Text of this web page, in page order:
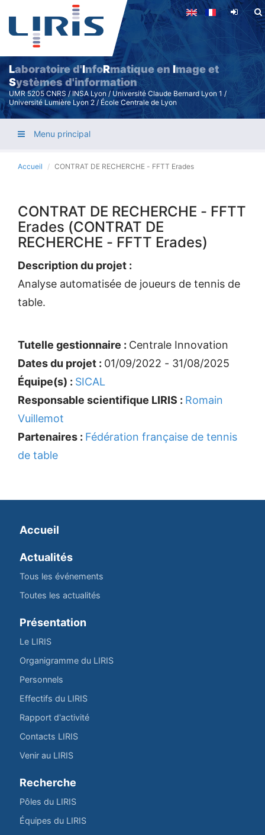
Aller
contenu
principal
Laboratoire d'InfoRmatique en Image et
Systèmes d'information
UMR 5205 CNRS / INSA Lyon / Université Claude Bernard Lyon 1 /
Université Lumière Lyon 2 / École Centrale de Lyon
Menu principal
Accueil CONTRAT DE RECHERCHE - FFTT Erades
CONTRAT DE RECHERCHE - FFTT
Erades (CONTRAT DE
RECHERCHE - FFTT Erades)
Description du projet :
Analyse automatisée de joueurs de tennis de
table.
Tutelle gestionnaire : Centrale Innovation
Dates du projet : 01/09/2022 - 31/08/2025
Équipe(s) : SICAL
Responsable scientifique LIRIS : Romain
Vuillemot
Partenaires : Fédération française de tennis
de table
Accueil
Actualités
Tous les événements
Toutes les actualités
Présentation
Le LIRIS
Organigramme du LIRIS
Personnels
Effectifs du LIRIS
Rapport d'activité
Contacts LIRIS
Venir au LIRIS
Recherche
Pôles du LIRIS
Équipes du LIRIS